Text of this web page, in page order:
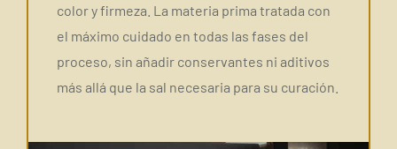
color y firmeza. La materia prima tratada con
el máximo cuidado en todas las fases del
proceso, sin añadir conservantes ni aditivos
más allá que la sal necesaria para su curación.